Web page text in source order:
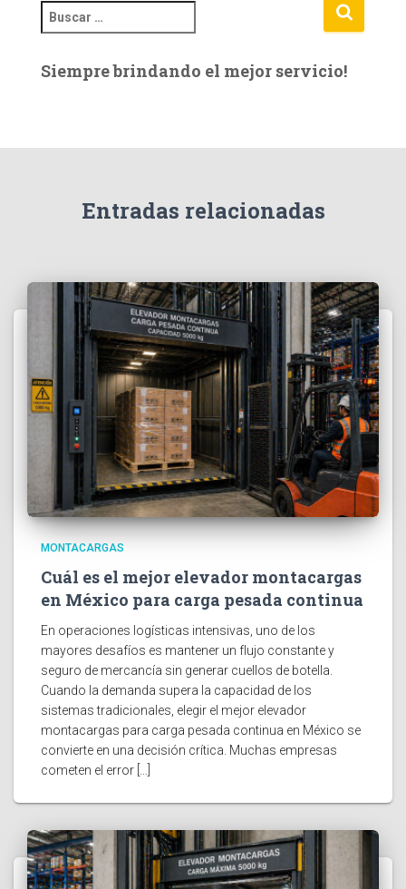
u
c
Siempre brindando el mejor servicio!
Entradas relacionadas
MONTACARGAS
Cuál es el mejor elevador montacargas
en México para carga pesada continua
En operaciones logísticas intensivas, uno de los
mayores desafíos es mantener un flujo constante y
seguro de mercancía sin generar cuellos de botella.
Cuando la demanda supera la capacidad de los
sistemas tradicionales, elegir el mejor elevador
montacargas para carga pesada continua en México se
convierte en una decisión crítica. Muchas empresas
cometen el error […]